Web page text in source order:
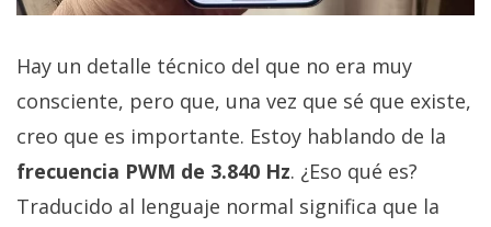
Hay un detalle técnico del que no era muy
consciente, pero que, una vez que sé que existe,
creo que es importante. Estoy hablando de la
frecuencia PWM de 3.840 Hz. ¿Eso qué es?
Traducido al lenguaje normal significa que la